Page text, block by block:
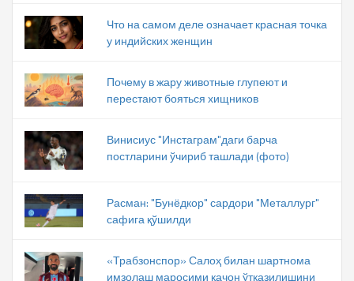
Что на самом деле означает красная точка
у индийских женщин
Почему в жару животные глупеют и
перестают бояться хищников
Винисиус "Инстаграм"даги барча
постларини ўчириб ташлади (фото)
Расман: "Бунёдкор" сардори "Металлург"
сафига қўшилди
«Трабзонспор» Салоҳ билан шартнома
имзолаш маросими қачон ўтказилишини